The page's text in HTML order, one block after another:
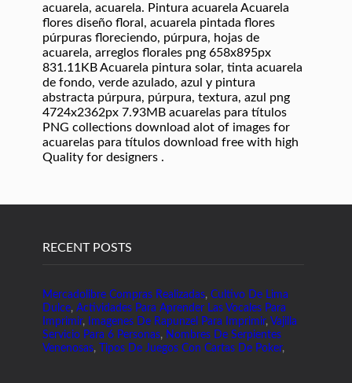
acuarela, acuarela. Pintura acuarela Acuarela
flores diseño floral, acuarela pintada flores
púrpuras floreciendo, púrpura, hojas de
acuarela, arreglos florales png 658x895px
831.11KB Acuarela pintura solar, tinta acuarela
de fondo, verde azulado, azul y pintura
abstracta púrpura, púrpura, textura, azul png
4724x2362px 7.93MB acuarelas para títulos
PNG collections download alot of images for
acuarelas para títulos download free with high
Quality for designers .
RECENT POSTS
Mercadolibre Compras Realizadas, Cultivo De Lima
Dulce, Actividades Para Aprender Las Vocales Para
Imprimir, Imagenes De Rapunzel Para Imprimir, Vajilla
Servicio Para 6 Personas, Nombres De Serpientes
Venenosas, Tipos De Juegos Con Cartas De Poker,